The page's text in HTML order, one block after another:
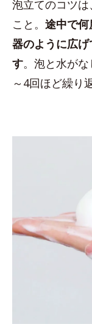
泡立てのコツは、
こと。 途中で
器のように広
す。泡と水が
～4回ほど繰り